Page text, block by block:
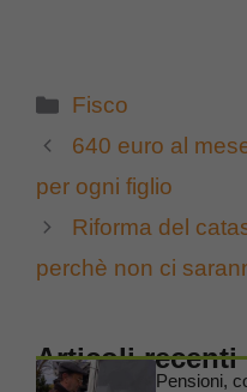
Categorie
Fisco
640 euro al
per ogni figlio
Riforma del
perchè non ci
Articoli recenti
Pensioni,